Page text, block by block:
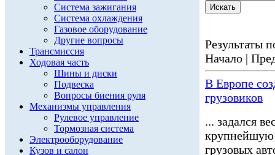
Система зажигания
Система охлаждения
Газовое оборудование
Другие вопросы
Трансмиссия
Ходовая часть
Шины и диски
Подвеска
Вопросы биения руля
Механизмы управления
Рулевое управление
Тормозная система
Электрооборудование
Кузов и салон
Результаты
Начало |
В Европе
грузовиков
... задался
крупнейшую
грузовых